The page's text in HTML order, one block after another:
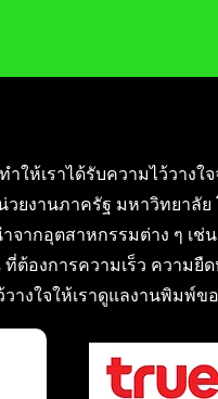
ให้เราได้รับความไว้วา
ยงานภาครัฐ มหาวิทยาลัย
ากอุตสาหกรรมต่าง ๆ เช่
ต้องการความเร็ว ความยื
างใจให้เราดูแลงานพิมพ์ข